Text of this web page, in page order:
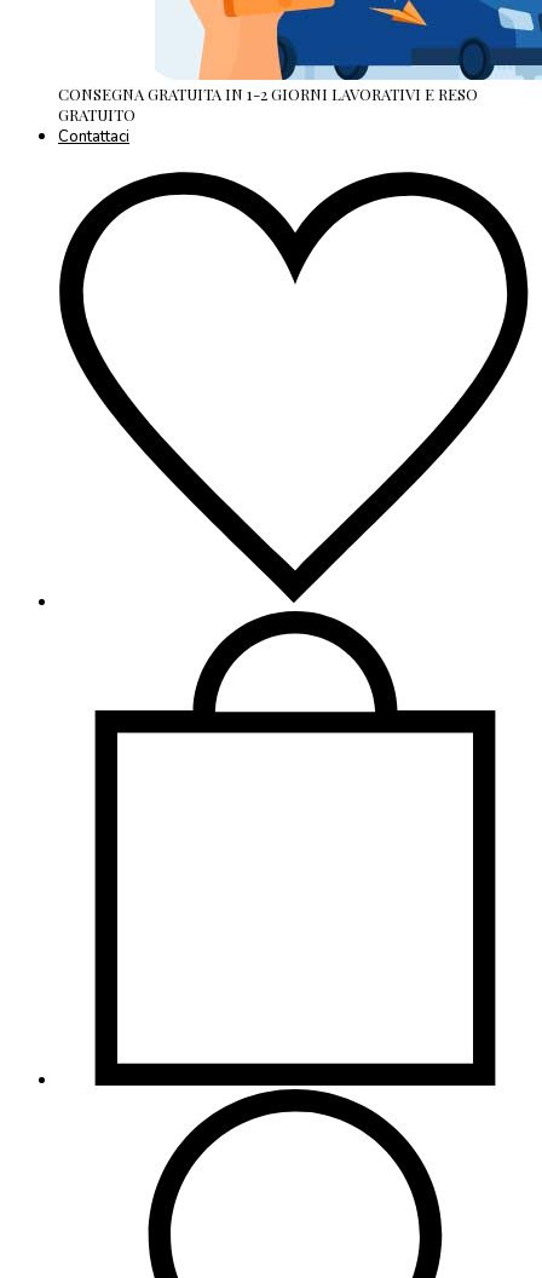
CONSEGNA GRATUITA IN 1-2 GIORNI LAVORATIVI E RESO
GRATUITO
Contattaci